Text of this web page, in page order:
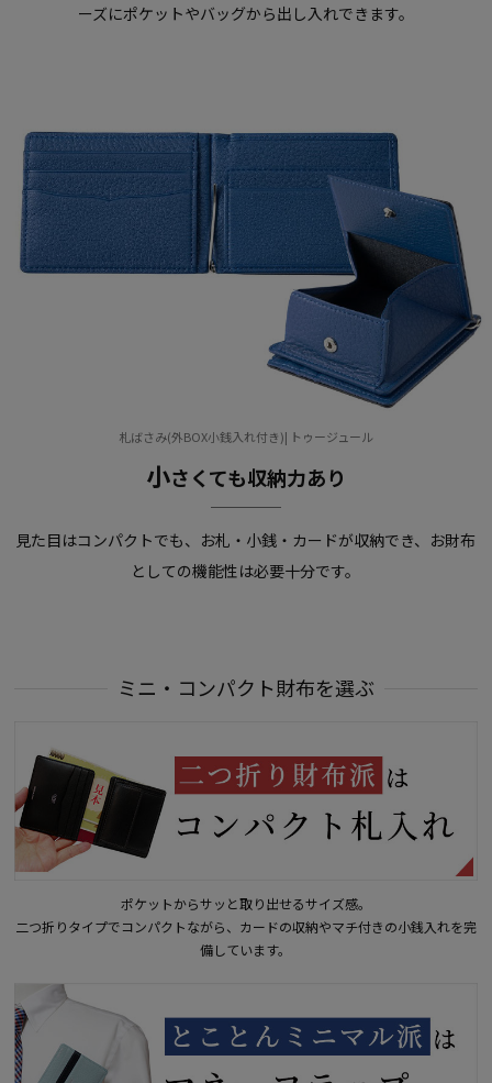
ーズにポケットやバッグから出し入れできます。
札ばさみ(外BOX小銭入れ付き)| トゥージュール
小さくても収納力あり
見た目はコンパクトでも、お札・小銭・カードが収納でき、お財布
としての機能性は必要十分です。
ミニ・コンパクト財布を選ぶ
ポケットからサッと取り出せるサイズ感。
二つ折りタイプでコンパクトながら、カードの収納やマチ付きの小銭入れを完
備しています。